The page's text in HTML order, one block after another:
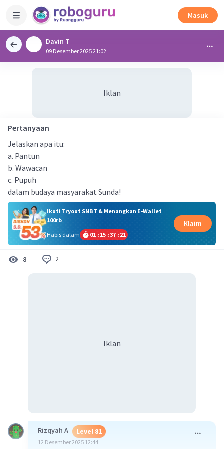
Masuk
Davin T
09 Desember 2025 21:02
Iklan
Pertanyaan
Jelaskan apa itu:
a. Pantun
b. Wawacan
c. Pupuh
dalam budaya masyarakat Sunda!
Ikuti Tryout SNBT & Menangkan E-Wallet
100rb
Habis dalam
01 :15 :37 :21
Klaim
8 2
Iklan
Rizqyah A Level 81
12 Desember 2025 12:44